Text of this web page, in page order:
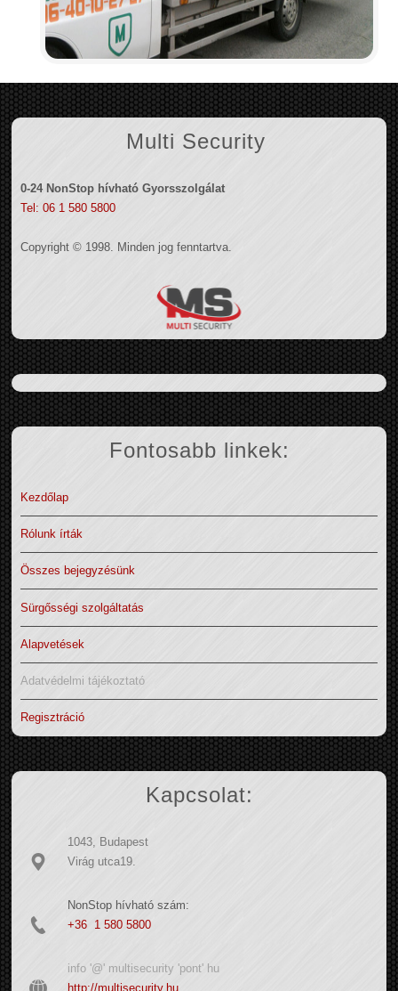
Multi Security
0-24 NonStop hívható Gyorsszolgálat
Tel: 06 1 580 5800
Copyright © 1998. Minden jog fenntartva.
Fontosabb linkek:
Kezdőlap
Rólunk írták
Összes bejegyzésünk
Sürgősségi szolgáltatás
Alapvetések
Adatvédelmi tájékoztató
Regisztráció
Kapcsolat:
1043, Budapest
Virág utca19.
NonStop hívható szám:
+36 1 580 5800
info '@' multisecurity 'pont' hu
http://multisecurity.hu